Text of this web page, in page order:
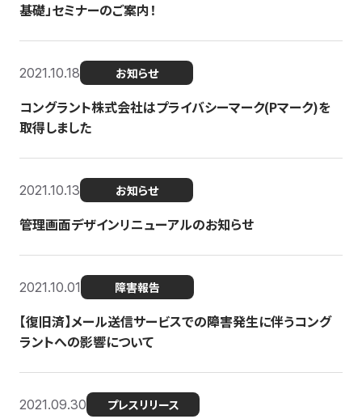
基礎」セミナーのご案内！
2021.10.18 お知らせ
コングラント株式会社はプライバシーマーク(Pマーク)を
取得しました
2021.10.13 お知らせ
管理画面デザインリニューアルのお知らせ
2021.10.01 障害報告
【復旧済】メール送信サービスでの障害発生に伴うコング
ラントへの影響について
2021.09.30 プレスリリース